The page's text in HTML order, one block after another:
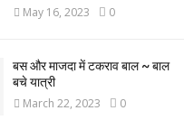
May 16, 2023 0
बस और माजदा में टकराव बाल ~ बाल
बचे यात्री
March 22, 2023 0